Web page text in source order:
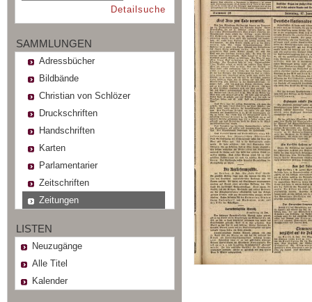
Detailsuche
SAMMLUNGEN
Adressbücher
Bildbände
Christian von Schlözer
Druckschriften
Handschriften
Karten
Parlamentarier
Zeitschriften
Zeitungen
LISTEN
Neuzugänge
Alle Titel
Kalender